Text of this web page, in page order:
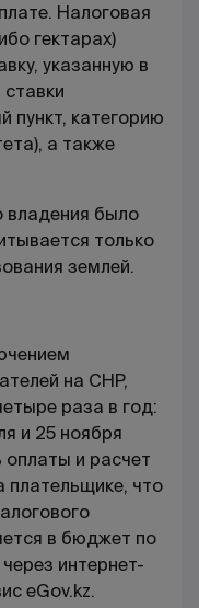
Налоговая
гектарах)
указанную в
пункт, категорию
а также
владения было
только
землей.
на СНР,
раза в год:
и 25 ноября
и расчет
плательщике, что
в бюджет по
интернет-
eGov.kz.